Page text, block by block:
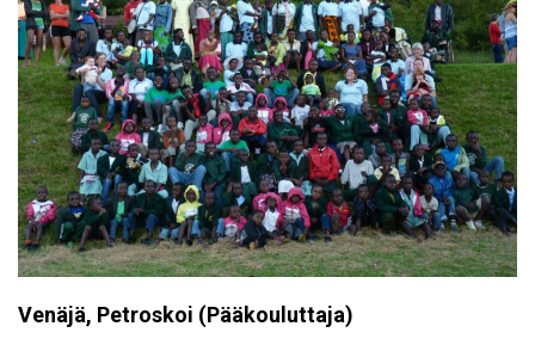
Venäjä, Petroskoi (Pääkouluttaja)